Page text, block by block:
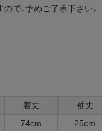
で、予めご了承下さい。
着丈 袖丈
74cm 25cm